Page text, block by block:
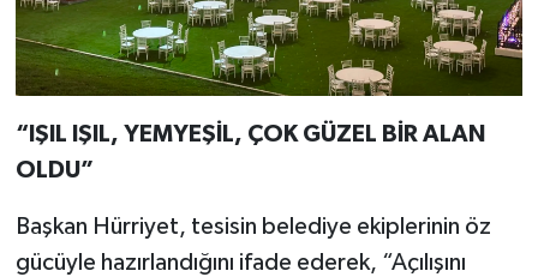
“IŞIL IŞIL, YEMYEŞİL, ÇOK GÜZEL BİR ALAN
OLDU”
Başkan Hürriyet, tesisin belediye ekiplerinin öz
gücüyle hazırlandığını ifade ederek, “Açılışını